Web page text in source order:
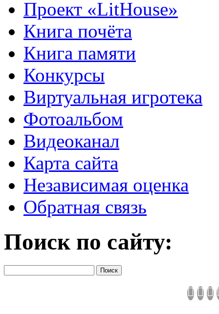
Проект «LitHouse»
Книга почёта
Книга памяти
Конкурсы
Виртуальная игротека
Фотоальбом
Видеоканал
Карта сайта
Независимая оценка
Обратная связь
Поиск по сайту: